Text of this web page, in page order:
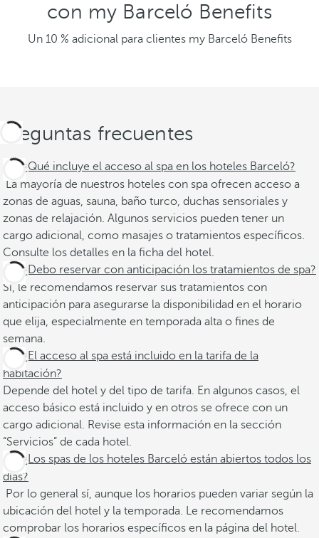
con my Barceló Benefits
Un 10 % adicional para clientes my Barceló Benefits
Preguntas frecuentes
¿Qué incluye el acceso al spa en los hoteles Barceló?
La mayoría de nuestros hoteles con spa ofrecen acceso a
zonas de aguas, sauna, baño turco, duchas sensoriales y
zonas de relajación. Algunos servicios pueden tener un
cargo adicional, como masajes o tratamientos específicos.
Consulte los detalles en la ficha del hotel.
¿Debo reservar con anticipación los tratamientos de spa?
Sí, le recomendamos reservar sus tratamientos con
anticipación para asegurarse la disponibilidad en el horario
que elija, especialmente en temporada alta o fines de
semana.
¿El acceso al spa está incluido en la tarifa de la
habitación?
Depende del hotel y del tipo de tarifa. En algunos casos, el
acceso básico está incluido y en otros se ofrece con un
cargo adicional. Revise esta información en la sección
“Servicios” de cada hotel.
¿Los spas de los hoteles Barceló están abiertos todos los
días?
Por lo general sí, aunque los horarios pueden variar según la
ubicación del hotel y la temporada. Le recomendamos
comprobar los horarios específicos en la página del hotel.